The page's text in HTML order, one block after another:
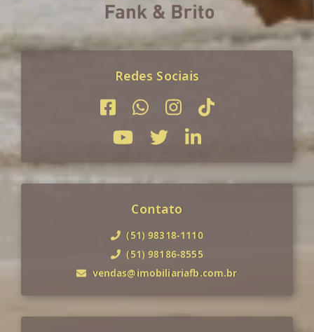
Redes Sociais
Contato
(51) 98318-1110
(51) 98186-8555
vendas@imobiliariafb.com.br